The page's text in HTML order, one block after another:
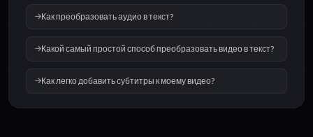
Как преобразовать аудио в текст?
Какой самый простой способ преобразовать видео в текст?
Как легко добавить субтитры к моему видео?